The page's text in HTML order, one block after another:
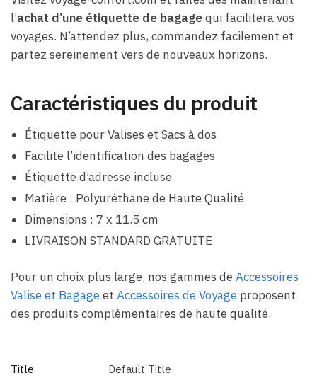
l’achat d’une étiquette de bagagequi facilitera vos
voyages. N’attendez plus, commandez facilement et
partez sereinement vers de nouveaux horizons.
Caractéristiques du produit
Étiquette pour Valises et Sacs à dos
Facilite l’identification des bagages
Étiquette d’adresse incluse
Matière : Polyuréthane de Haute Qualité
Dimensions : 7 x 11.5 cm
LIVRAISON STANDARD GRATUITE
Pour un choix plus large, nos gammes deAccessoires
Valise et Bagageet Accessoires de Voyage proposent
des produits complémentaires de haute qualité.
Title Default Title